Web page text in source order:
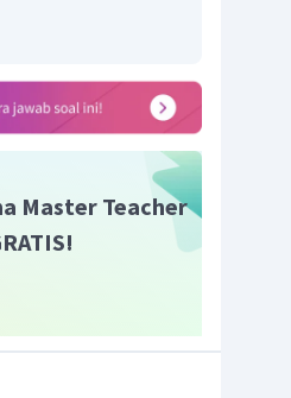
Master Teacher